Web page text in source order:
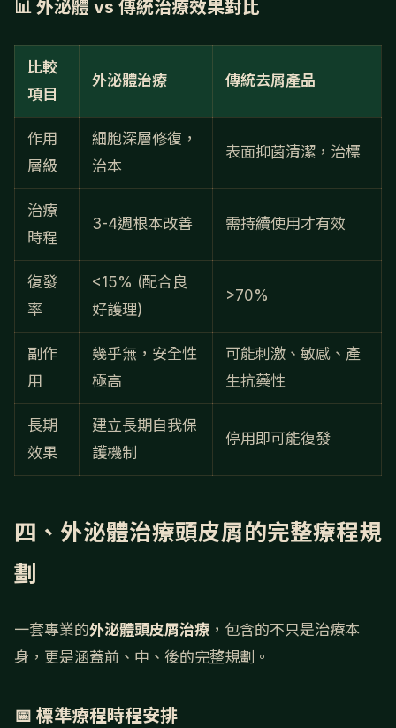
📊 外泌體 vs 傳統治療效果對比
比較
項目
外泌體治療 傳統去屑產品
作用
層級
細胞深層修復，
治本
表面抑菌清潔，治標
治療
時程
3-4週根本改善 需持續使用才有效
復發
率
<15% (配合良
好護理)
>70%
副作
用
幾乎無，安全性
極高
可能刺激、敏感、產
生抗藥性
長期
效果
建立長期自我保
護機制
停用即可能復發
四、外泌體治療頭皮屑的完整療程規
劃
一套專業的外泌體頭皮屑治療 ，包含的不只是治療本
身，更是涵蓋前、中、後的完整規劃。
📅 標準療程時程安排